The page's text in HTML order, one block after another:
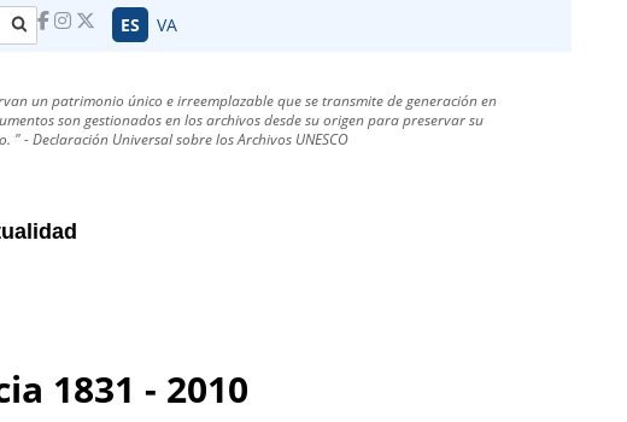
ES VA
un patrimonio único e irreemplazable que se transmite de generación en
son gestionados en los archivos desde su origen para preservar su
" - Declaración Universal sobre los Archivos UNESCO
1831 - 2010